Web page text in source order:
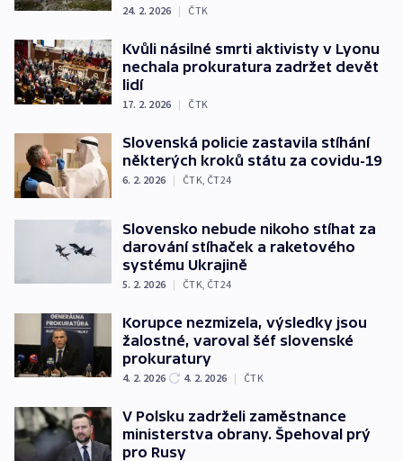
24. 2. 2026 | ČTK
Kvůli násilné smrti aktivisty v Lyonu
nechala prokuratura zadržet devět
lidí
17. 2. 2026 | ČTK
Slovenská policie zastavila stíhání
některých kroků státu za covidu-19
6. 2. 2026 | ČTK ČT24
Slovensko nebude nikoho stíhat za
darování stíhaček a raketového
systému Ukrajině
5. 2. 2026 | ČTK ČT24
Korupce nezmizela, výsledky jsou
žalostné, varoval šéf slovenské
prokuratury
4. 2. 2026 4. 2. 2026 | ČTK
V Polsku zadrželi zaměstnance
ministerstva obrany. Špehoval prý
pro Rusy